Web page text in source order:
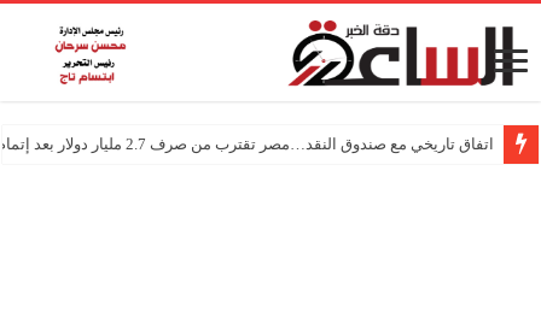
اتفاق تاريخي مع صندوق النقد…مصر تقترب من صرف 2.7 مليار دولار بعد إتمام المراجعتين